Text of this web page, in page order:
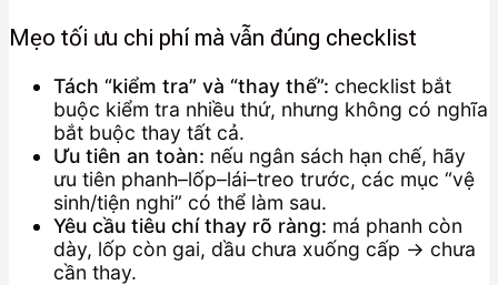
Mẹo tối ưu chi phí mà vẫn đúng checklist
Tách “kiểm tra” và “thay thế”: checklist bắt
buộc kiểm tra nhiều thứ, nhưng không có nghĩa
bắt buộc thay tất cả.
Ưu tiên an toàn: nếu ngân sách hạn chế, hãy
ưu tiên phanh–lốp–lái–treo trước, các mục “vệ
sinh/tiện nghi” có thể làm sau.
Yêu cầu tiêu chí thay rõ ràng: má phanh còn
dày, lốp còn gai, dầu chưa xuống cấp → chưa
cần thay.